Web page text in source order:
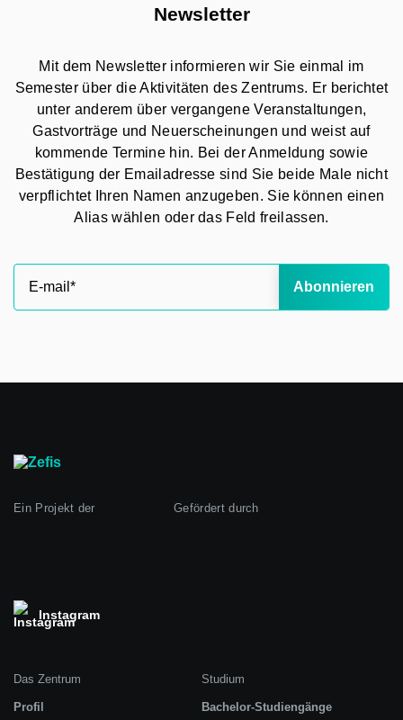
Newsletter
Mit dem Newsletter informieren wir Sie einmal im
Semester über die Aktivitäten des Zentrums. Er berichtet
unter anderem über vergangene Veranstaltungen,
Gastvorträge und Neuerscheinungen und weist auf
kommende Termine hin. Bei der Anmeldung sowie
Bestätigung der Emailadresse sind Sie beide Male nicht
verpflichtet Ihren Namen anzugeben. Sie können einen
Alias wählen oder das Feld freilassen.
Abonnieren
Ein Projekt der Gefördert durch
Instagram
Das Zentrum
Profil
Studium
Bachelor-Studiengänge